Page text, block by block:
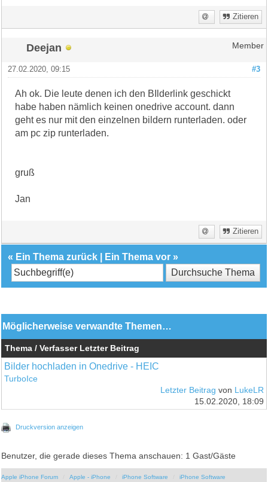
Zitieren
Deejan Member
#3
27.02.2020, 09:15
Ah ok. Die leute denen ich den BIlderlink geschickt
habe haben nämlich keinen onedrive account. dann
geht es nur mit den einzelnen bildern runterladen. oder
am pc zip runterladen.
gruß
Jan
Zitieren
« Ein Thema zurück Ein Thema vor »
Möglicherweise verwandte Themen…
Thema / Verfasser Letzter Beitrag
Bilder hochladen in Onedrive - HEIC
TurboIce
Letzter Beitrag von LukeLR
15.02.2020, 18:09
Druckversion anzeigen
Benutzer, die gerade dieses Thema anschauen: 1 Gast/Gäste
Apple iPhone Forum Apple - iPhone iPhone Software iPhone Software